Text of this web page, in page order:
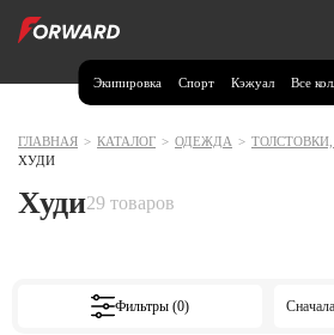
Экипировка Спорт Кэжуал Все
Москва и МО
Воронежская область (1)
Иркутская область (2)
ГЛАВНАЯ > КАТАЛОГ > ОДЕЖДА >
ХУДИ
Худи29 товаров
Фильтры (0)